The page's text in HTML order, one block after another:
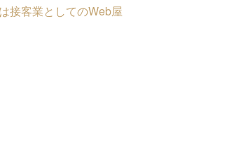
接客業としてのWeb屋